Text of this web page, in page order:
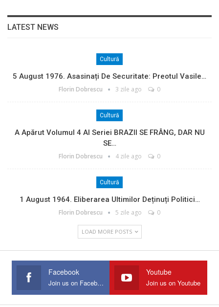
LATEST NEWS
Cultură
5 August 1976. Asasinați De Securitate: Preotul Vasile…
Florin Dobrescu 3 zile ago 0
Cultură
A Apărut Volumul 4 Al Seriei BRAZII SE FRÂNG, DAR NU
SE…
Florin Dobrescu 4 zile ago 0
Cultură
1 August 1964. Eliberarea Ultimilor Deținuți Politici…
Florin Dobrescu 5 zile ago 0
LOAD MORE POSTS
Facebook
Join us on Facebook
Youtube
Join us on Youtube